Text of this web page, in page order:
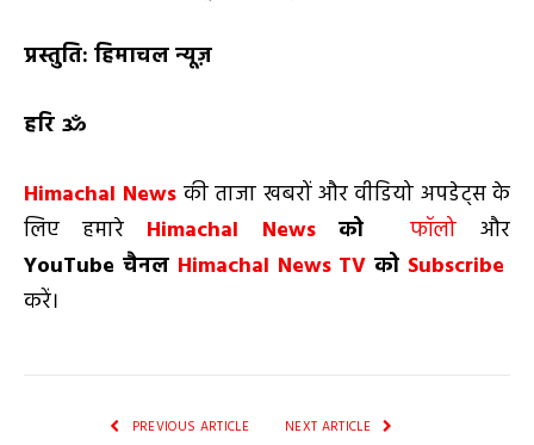
प्रस्तुति: हिमाचल न्यूज़
हरि ॐ
Himachal News की ताजा खबरों और वीडियो अपडेट्स के
लिए हमारे Himachal News को फॉलो
और
YouTube चैनल Himachal News TVको Subscribe
करें।
PREVIOUS ARTICLE NEXT ARTICLE